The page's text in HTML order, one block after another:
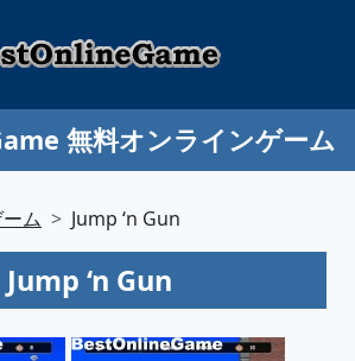
無料オンラインゲーム
ム Jump ‘n Gun
Jump ‘n Gun